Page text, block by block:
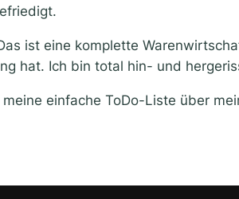
ist eine komplette
hat. Ich bin total hin- und
einfache ToDo-Liste über